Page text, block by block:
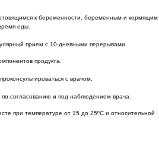
к беременности, беременным и кормящим
еды.
прием с 10-дневными перерывами.
продукта.
с врачом.
согласованию и под наблюдением врача.
при температуре от 15 до 25ºС и относительной